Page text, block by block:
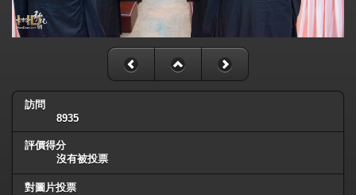
訪問
8935
評價得分
沒有被投票
對圖片投票